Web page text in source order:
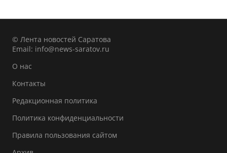
© Лента новостей Саратова
Email: info@news-saratov.ru
О нас
Контакты
Редакционная политика
Политика конфиденциальности
Правила пользования сайтом